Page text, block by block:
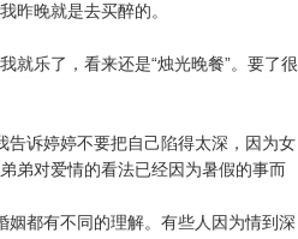
昨晚就是去买醉的。
就乐了，看来还是“烛光晚餐”。要了很
告诉婷婷不要把自己陷得太深，因为女
弟对爱情的看法已经因为暑假的事而
都有不同的理解。有些人因为情到深